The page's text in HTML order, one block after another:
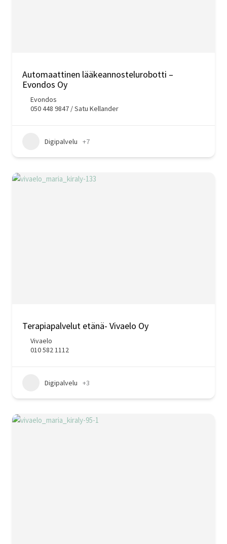
Automaattinen lääkeannostelurobotti –
Evondos Oy
Evondos
050 448 9847 / Satu Kellander
Digipalvelu +7
Terapiapalvelut etänä- Vivaelo Oy
Vivaelo
010 582 1112
Digipalvelu +3